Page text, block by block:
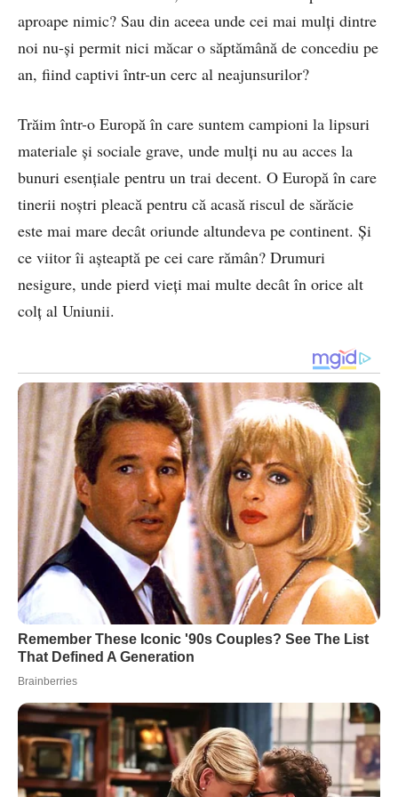
aproape nimic? Sau din aceea unde cei mai mulți dintre
noi nu-și permit nici măcar o săptămână de concediu pe
an, fiind captivi într-un cerc al neajunsurilor?
Trăim într-o Europă în care suntem campioni la lipsuri
materiale și sociale grave, unde mulți nu au acces la
bunuri esențiale pentru un trai decent. O Europă în care
tinerii noștri pleacă pentru că acasă riscul de sărăcie
este mai mare decât oriunde altundeva pe continent. Și
ce viitor îi așteaptă pe cei care rămân? Drumuri
nesigure, unde pierd vieți mai multe decât în orice alt
colț al Uniunii.